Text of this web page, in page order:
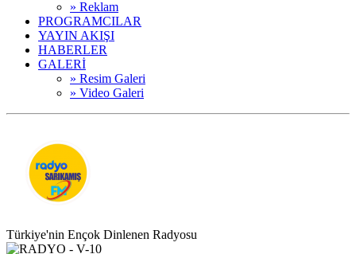
» Reklam
PROGRAMCILAR
YAYIN AKIŞI
HABERLER
GALERİ
» Resim Galeri
» Video Galeri
Türkiye'nin Ençok Dinlenen Radyosu